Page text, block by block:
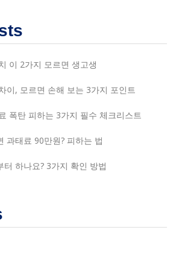
이 2가지 모르면 생고생
이, 모르면 손해 보는 3가지 포인트
폭탄 피하는 3가지 필수 체크리스트
과태료 90만원? 피하는 법
하나요? 3가지 확인 방법